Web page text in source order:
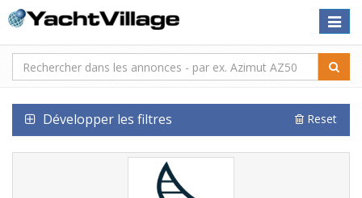
Toggle
Développer les filtres Reset